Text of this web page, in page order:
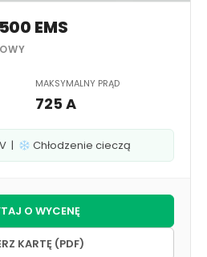
EMS
MAKSYMALNY PRĄD
725 A
| Chłodzenie cieczą
O WYCENĘ
KARTĘ (PDF)